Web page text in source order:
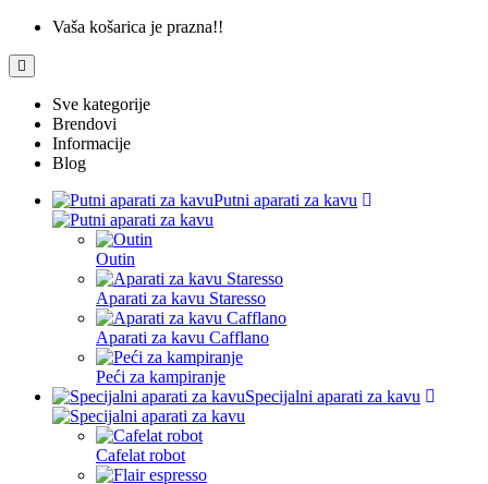
Vaša košarica je prazna!!
Sve kategorije
Brendovi
Informacije
Blog
Putni aparati za kavu
Outin
Aparati za kavu Staresso
Aparati za kavu Cafflano
Peći za kampiranje
Specijalni aparati za kavu
Cafelat robot